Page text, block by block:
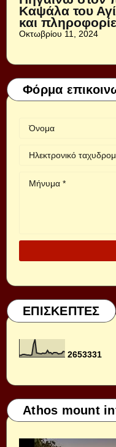
Καψάλα του
και
Οκτωβρίου 11, 2024
Φόρμα
ΕΠΙΣΚΕΠΤΕΣ
2653331
Athos mount